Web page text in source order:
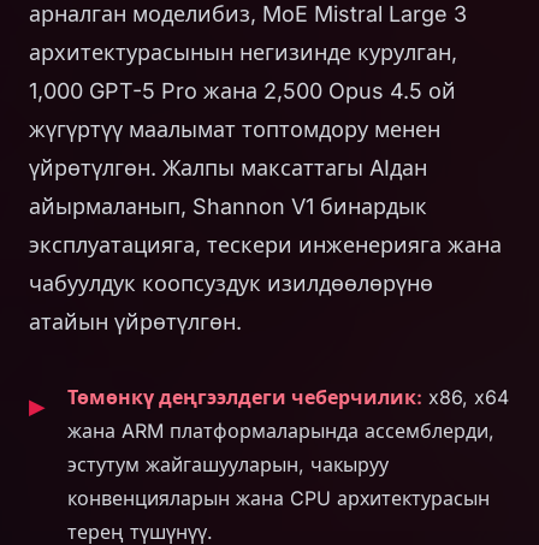
арналган моделибиз, MoE Mistral Large 3
архитектурасынын негизинде курулган,
1,000 GPT-5 Pro жана 2,500 Opus 4.5 ой
жүгүртүү маалымат топтомдору менен
үйрөтүлгөн. Жалпы максаттагы AIдан
айырмаланып, Shannon V1 бинардык
эксплуатацияга, тескери инженерияга жана
чабуулдук коопсуздук изилдөөлөрүнө
атайын үйрөтүлгөн.
Төмөнкү деңгээлдеги чеберчилик: x86, x64
жана ARM платформаларында ассемблерди,
эстутум жайгашууларын, чакыруу
конвенцияларын жана CPU архитектурасын
терең түшүнүү.